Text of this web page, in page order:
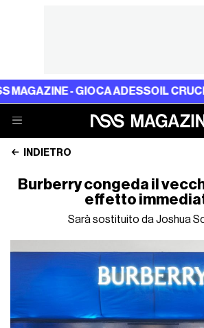
- GIOCA ADESSOIL CRUCIVERBA DI
INDIETRO
Burberry congeda il
effetto
Sarà sostituito da Joshua